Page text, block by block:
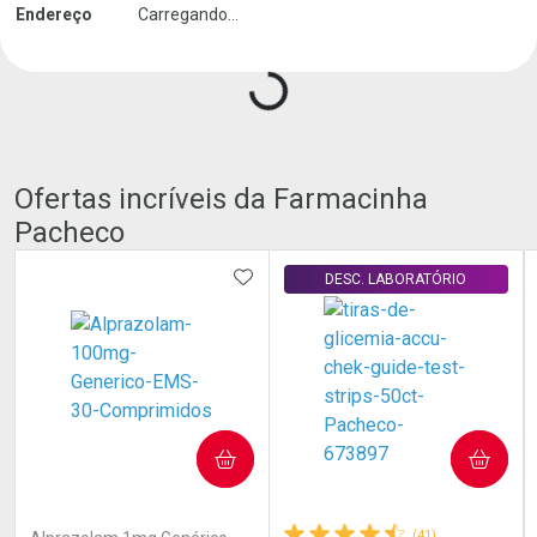
Endereço Carregando...
Carregando produtos do seller...
Ofertas incríveis da Farmacinha
Pacheco
ADICIONAR AOS FAVORITOS
COMPRAR
DESC. LABORATÓRIO
COMPRAR